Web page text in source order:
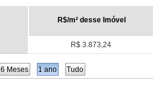
R$/m² desse Imóvel
R$ 3.873,24
6 Meses 1 ano Tudo